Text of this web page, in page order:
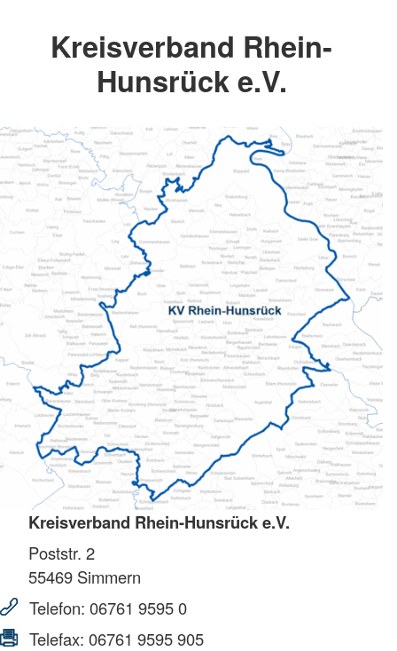
Kreisverband Rhein-
Hunsrück e.V.
Kreisverband Rhein-Hunsrück e.V.
Poststr. 2
55469 Simmern
Telefon: 06761 9595 0
Telefax: 06761 9595 905